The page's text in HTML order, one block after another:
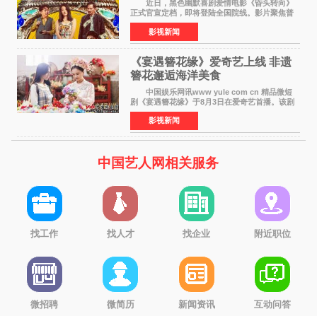
近日，黑色幽默喜剧爱情电影《昏头转向》
正式官宣定档，即将登陆全国院线。影片聚焦普
通人的荒诞生活，以戏谑诙谐的镜头语言、反转
不断的剧情，融合爆笑喜剧与细腻爱情元素，打
造出一部接地气
影视新闻
《宴遇簪花缘》爱奇艺上线 非遗
簪花邂逅海洋美食
中国娱乐网讯www yule com cn 精品微短
剧《宴遇簪花缘》于8月3日在爱奇艺首播。该剧
是泉州荣膺世界美食之都后推出的首部美食主题
文旅微短剧，实力派演员孙茜特别出演簪花非遗
传承人，她曾参演
影视新闻
中国艺人网相关服务
找工作 找人才 找企业 附近职位
微招聘 微简历 新闻资讯 互动问答